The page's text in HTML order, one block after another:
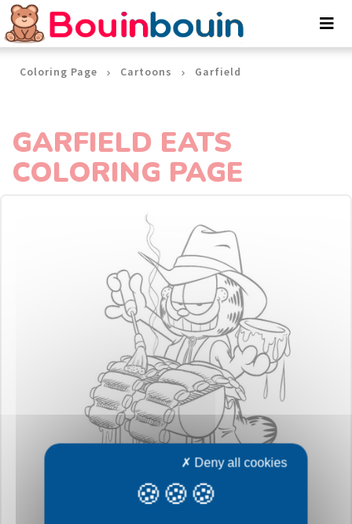
Coloring Page Cartoons Garfield
GARFIELD EATS
COLORING PAGE
Cookies management panel
Deny all cookies